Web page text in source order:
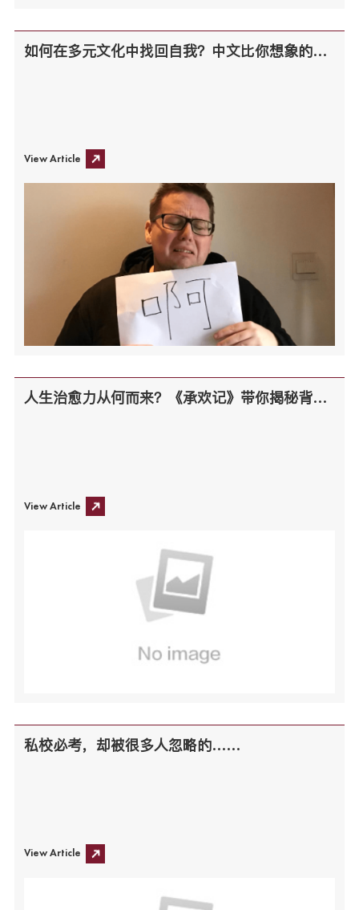
如何在多元文化中找回自我？中文比你想象的更重要！
View Article
人生治愈力从何而来？《承欢记》带你揭秘背后的亲情密码！
View Article
私校必考，却被很多人忽略的……
View Article